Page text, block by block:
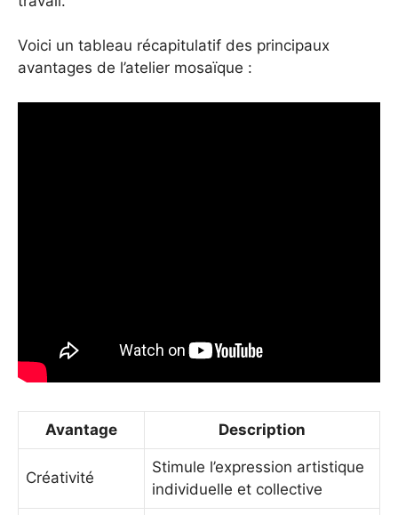
Voici un tableau récapitulatif des principaux
avantages de l’atelier mosaïque :
Avantage Description
Créativité
Stimule l’expression artistique
individuelle et collective